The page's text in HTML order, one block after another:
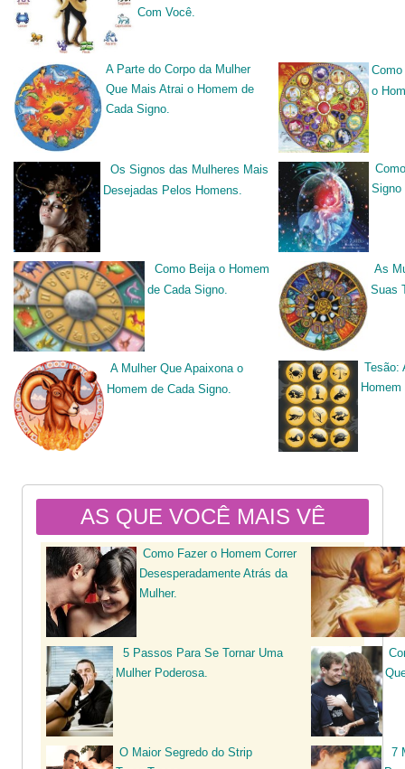
Com Você.
A Parte do Corpo da Mulher
Que Mais Atrai o Homem de
Cada Signo.
o
Os Signos das Mulheres Mais
Desejadas Pelos Homens.
Signo
Como Beija o Homem
de Cada Signo.
As
Suas
A Mulher Que Apaixona o
Homem de Cada Signo.
Tesão:
AS QUE VOCÊ MAIS VÊ
Como Fazer o Homem Correr
Desesperadamente Atrás da
Mulher.
5 Passos Para Se Tornar Uma
Mulher Poderosa.
O Maior Segredo do Strip
7